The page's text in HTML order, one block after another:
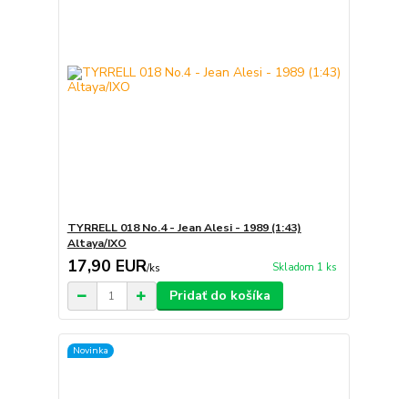
TYRRELL 018 No.4 - Jean Alesi - 1989 (1:43)
Altaya/IXO
17,90 EUR/ks Skladom 1 ks
Pridať do košíka
Novinka